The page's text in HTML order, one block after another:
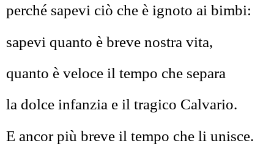
perché sapevi ciò che è ignoto ai bimbi:
sapevi quanto è breve nostra vita,
quanto è veloce il tempo che separa
la dolce infanzia e il tragico Calvario.
E ancor più breve il tempo che li unisce.